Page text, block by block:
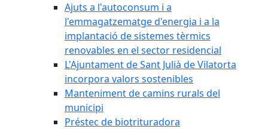
Ajuts a l'autoconsum i a
l'emmagatzematge d'energia i a la
implantació de sistemes tèrmics
renovables en el sector residencial
L'Ajuntament de Sant Julià de Vilatorta
incorpora valors sostenibles
Manteniment de camins rurals del
municipi
Préstec de biotrituradora